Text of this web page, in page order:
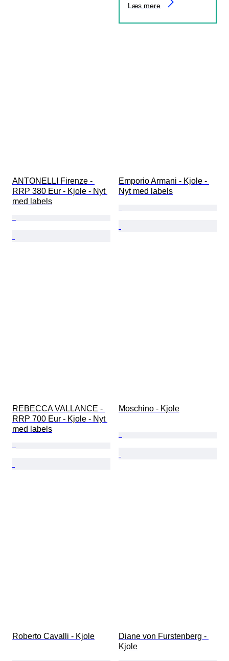
Læs mere
ANTONELLI Firenze -
RRP 380 Eur - Kjole - Nyt
med labels
Emporio Armani - Kjole -
Nyt med labels
REBECCA VALLANCE -
RRP 700 Eur - Kjole - Nyt
med labels
Moschino - Kjole
Roberto Cavalli - Kjole
Diane von Furstenberg -
Kjole